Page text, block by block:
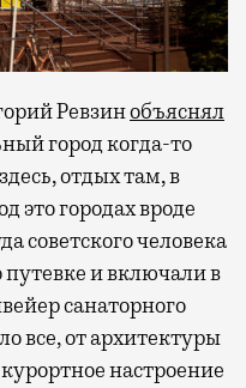
Ревзинобъяснял
город когда-то
отдых там, в
это городах вроде
советского человека
и включали в
санаторного
все, от архитектуры
настроение